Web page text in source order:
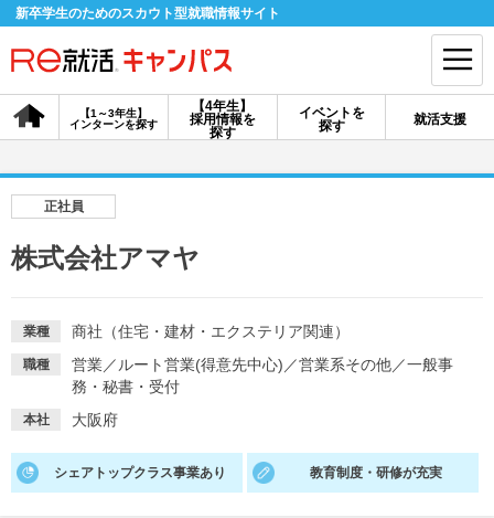
新卒学生のためのスカウト型就職情報サイト
【4年生】
採用情報を
探す
【1～3年生】
インターンを探す
イベントを
探す
就活支援
会員登録 ログイン
採用情報を探す
説明会を探す
就活ノウハウ・サポート
正社員
株式会社アマヤ
業種 商社（住宅・建材・エクステリア関連）
職種 営業／ ルート営業(得意先中心) ／営業系その他／一般事
務・秘書・受付
本社 大阪府
シェアトップクラス事業あり 教育制度・研修が充実